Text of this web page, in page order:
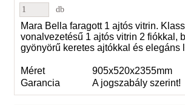
db
Mara Bella faragott 1 ajtós vitrin.
vonalvezetésű 1 ajtós vitrin 2 fiókkal,
gyönyörű keretes ajtókkal és elegáns
Méret
905x520x2355mm
Garancia
A jogszabály szerint!